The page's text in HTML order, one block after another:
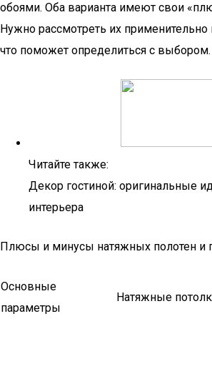
обоями. Оба варианта имеют свои
Нужно рассмотреть их применительно
что поможет определиться с выбором.
Читайте также:
Декор гостиной: оригинальные
интерьера
Плюсы и минусы натяжных полотен и
Основные
параметры
Натяжные